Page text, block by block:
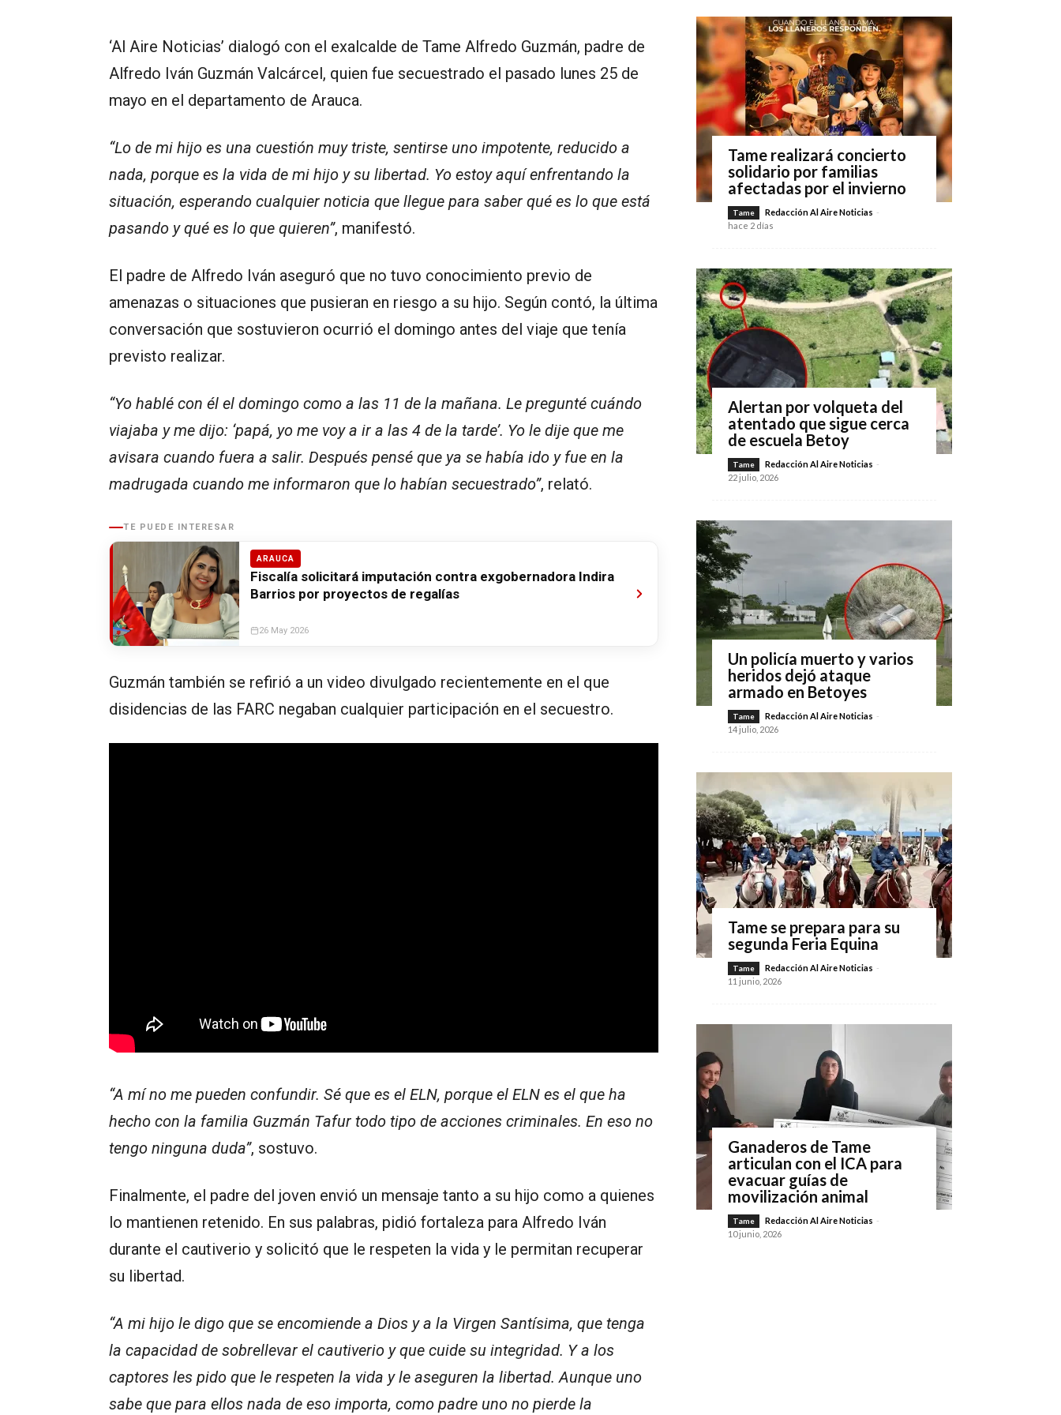
‘Al Aire Noticias’ dialogó con el exalcalde de Tame Alfredo Guzmán, padre de
Alfredo Iván Guzmán Valcárcel, quien fue secuestrado el pasado lunes 25 de
mayo en el departamento de Arauca.
“Lo de mi hijo es una cuestión muy triste, sentirse uno impotente, reducido a
nada, porque es la vida de mi hijo y su libertad. Yo estoy aquí enfrentando la
situación, esperando cualquier noticia que llegue para saber qué es lo que está
pasando y qué es lo que quieren”, manifestó.
El padre de Alfredo Iván aseguró que no tuvo conocimiento previo de
amenazas o situaciones que pusieran en riesgo a su hijo. Según contó, la última
conversación que sostuvieron ocurrió el domingo antes del viaje que tenía
previsto realizar.
“Yo hablé con él el domingo como a las 11 de la mañana. Le pregunté cuándo
viajaba y me dijo: ‘papá, yo me voy a ir a las 4 de la tarde’. Yo le dije que me
avisara cuando fuera a salir. Después pensé que ya se había ido y fue en la
madrugada cuando me informaron que lo habían secuestrado”, relató.
TE PUEDE INTERESAR
ARAUCA
Fiscalía solicitará imputación contra exgobernadora Indira
Barrios por proyectos de regalías
26 May 2026
Guzmán también se refirió a un video divulgado recientemente en el que
disidencias de las FARC negaban cualquier participación en el secuestro.
“A mí no me pueden confundir. Sé que es el ELN, porque el ELN es el que ha
hecho con la familia Guzmán Tafur todo tipo de acciones criminales. En eso no
tengo ninguna duda”, sostuvo.
Finalmente, el padre del joven envió un mensaje tanto a su hijo como a quienes
lo mantienen retenido. En sus palabras, pidió fortaleza para Alfredo Iván
durante el cautiverio y solicitó que le respeten la vida y le permitan recuperar
su libertad.
“A mi hijo le digo que se encomiende a Dios y a la Virgen Santísima, que tenga
la capacidad de sobrellevar el cautiverio y que cuide su integridad. Y a los
captores les pido que le respeten la vida y le aseguren la libertad. Aunque uno
sabe que para ellos nada de eso importa, como padre uno no pierde la
Tame realizará concierto
solidario por familias
afectadas por el invierno
Tame Redacción Al Aire Noticias -
hace 2 días
Alertan por volqueta del
atentado que sigue cerca
de escuela Betoy
Tame Redacción Al Aire Noticias -
22 julio, 2026
Un policía muerto y varios
heridos dejó ataque
armado en Betoyes
Tame Redacción Al Aire Noticias -
14 julio, 2026
Tame se prepara para su
segunda Feria Equina
Tame Redacción Al Aire Noticias -
11 junio, 2026
Ganaderos de Tame
articulan con el ICA para
evacuar guías de
movilización animal
Tame Redacción Al Aire Noticias -
10 junio, 2026